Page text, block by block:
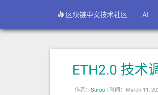
区块链中文技术社区 AI
ETH2.0 技术
作者： Surou | 时间：March 11,